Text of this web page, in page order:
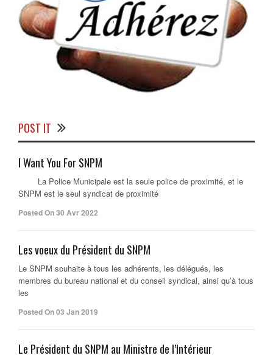
POST IT
I Want You For SNPM
La Police Municipale est la seule police de proximité, et le
SNPM est le seul syndicat de proximité
Posted On 30 Avr 2022
Les voeux du Président du SNPM
Le SNPM souhaite à tous les adhérents, les délégués, les
membres du bureau national et du conseil syndical, ainsi qu’à tous
les
Posted On 03 Jan 2019
Le Président du SNPM au Ministre de l’Intérieur